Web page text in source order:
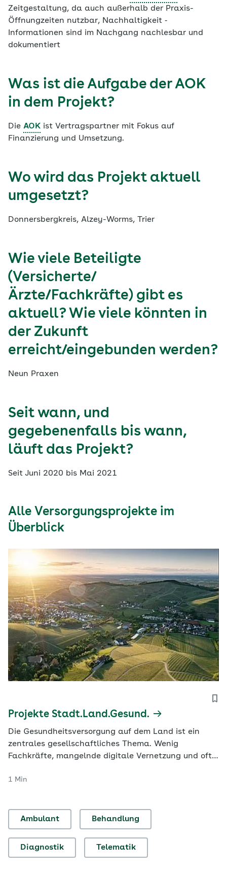
Zeitgestaltung, da auch außerhalb der Praxis-
Öffnungzeiten nutzbar, Nachhaltigkeit ‐
Informationen sind im Nachgang nachlesbar und
dokumentiert
Was ist die Aufgabe der AOK
in dem Projekt?
Die AOK ist Vertragspartner mit Fokus auf
Finanzierung und Umsetzung.
Wo wird das Projekt aktuell
umgesetzt?
Donnersbergkreis, Alzey-Worms, Trier
Wie viele Beteiligte
(Versicherte/
Ärzte/Fachkräfte) gibt es
aktuell? Wie viele könnten in
der Zukunft
erreicht/eingebunden werden?
Neun Praxen
Seit wann, und
gegebenenfalls bis wann,
läuft das Projekt?
Seit Juni 2020 bis Mai 2021
Alle Versorgungsprojekte im
Überblick
Projekte Stadt.Land.Gesund.
Die Gesundheitsversorgung auf dem Land ist ein
zentrales gesellschaftliches Thema. Wenig
Fachkräfte, mangelnde digitale Vernetzung und oft
Versorgung. Viele Menschen sorgen sich daher,
die…
1 Min
Ambulant Behandlung
Diagnostik Telematik